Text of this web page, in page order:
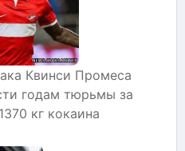
Квинси Промеса
годам тюрьмы за
кг кокаина